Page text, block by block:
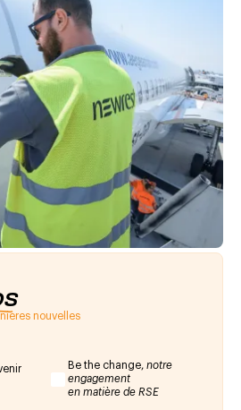
nouvelles
Be the change, notre
engagement
en matière de RSE